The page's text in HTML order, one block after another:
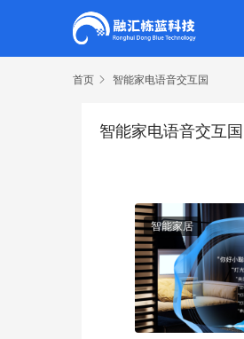
首页 智能家电语音交互国
智能家电语音交互国
智能家居